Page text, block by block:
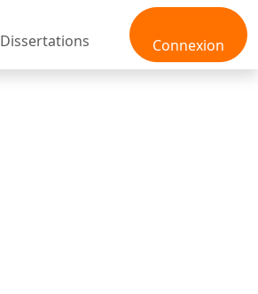
Connexion
Dissertations